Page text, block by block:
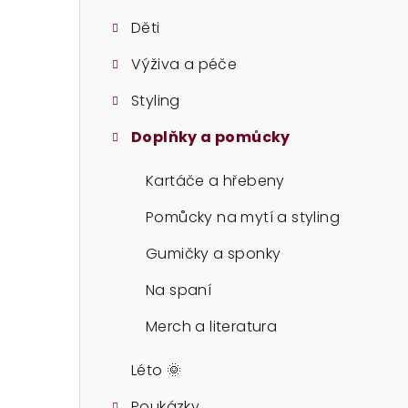
Děti
Výživa a péče
Styling
Doplňky a pomůcky
Kartáče a hřebeny
Pomůcky na mytí a styling
Gumičky a sponky
Na spaní
Merch a literatura
Léto 🌞